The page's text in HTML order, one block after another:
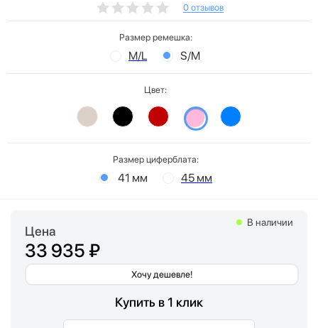
0 отзывов
Размер ремешка:
M/L S/M
Цвет:
Размер циферблата:
41 мм 45 мм
Цена
33 935 ₽
Хочу дешевле!
В наличии
Купить в 1 клик